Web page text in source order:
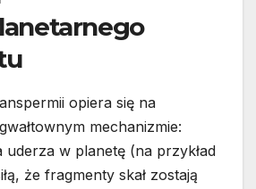
opiera się na
mechanizmie:
uderza w planetę (na przykład
że fragmenty skał zostają